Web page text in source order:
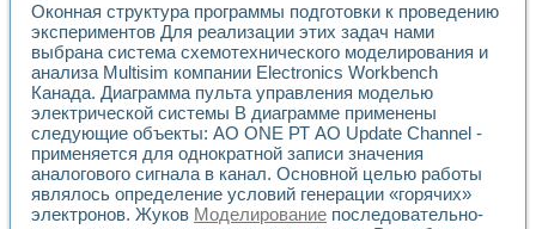
Система сбора данных и управления процессом
Управление температурой газовой среды специальной
Разработка программного обеспечения с
Использование технологий NATIONAL INSTRUMENTS
Оборудование для промышленной термотрансферной
Автоматизация реометрических исследований на базе
Применение измерителя иммитанса для исследова¬ния
Исследование электромагнитных переходных процессов
Стенд для исследования электрических переходных
Автоматизация контроля сварных швов на базе
Оконная структура программы подготовки к проведению
экспериментов Для реализации этих задач нами
выбрана система схемотехнического моделирования и
анализа Multisim компании Electronics Workbench
Канада. Диаграмма пульта управления моделью
электрической системы В диаграмме применены
следующие объекты: АО ONE РТ АО Update Channel -
применяется для однократной записи значения
аналогового сигнала в канал. Основной целью работы
являлось определение условий генерации «горячих»
электронов. Жуков Моделирование последовательно-